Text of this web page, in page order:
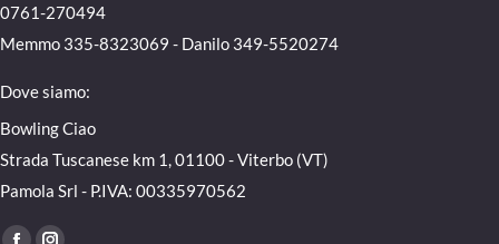
0761-270494
Memmo 335-8323069 - Danilo 349-5520274
Dove siamo:
Bowling Ciao
Strada Tuscanese km 1, 01100 - Viterbo (VT)
Pamola Srl - P.IVA: 00335970562
Find us on: